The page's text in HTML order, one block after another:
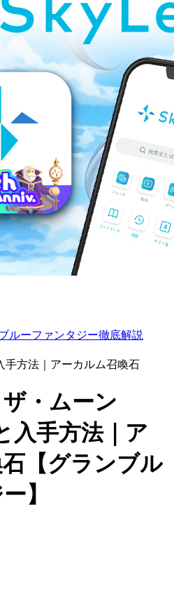
ルーファンタジー徹底解説
手方法｜アーカルム召喚石
ザ・ムーン
入手方法｜ア
【グランブル
】